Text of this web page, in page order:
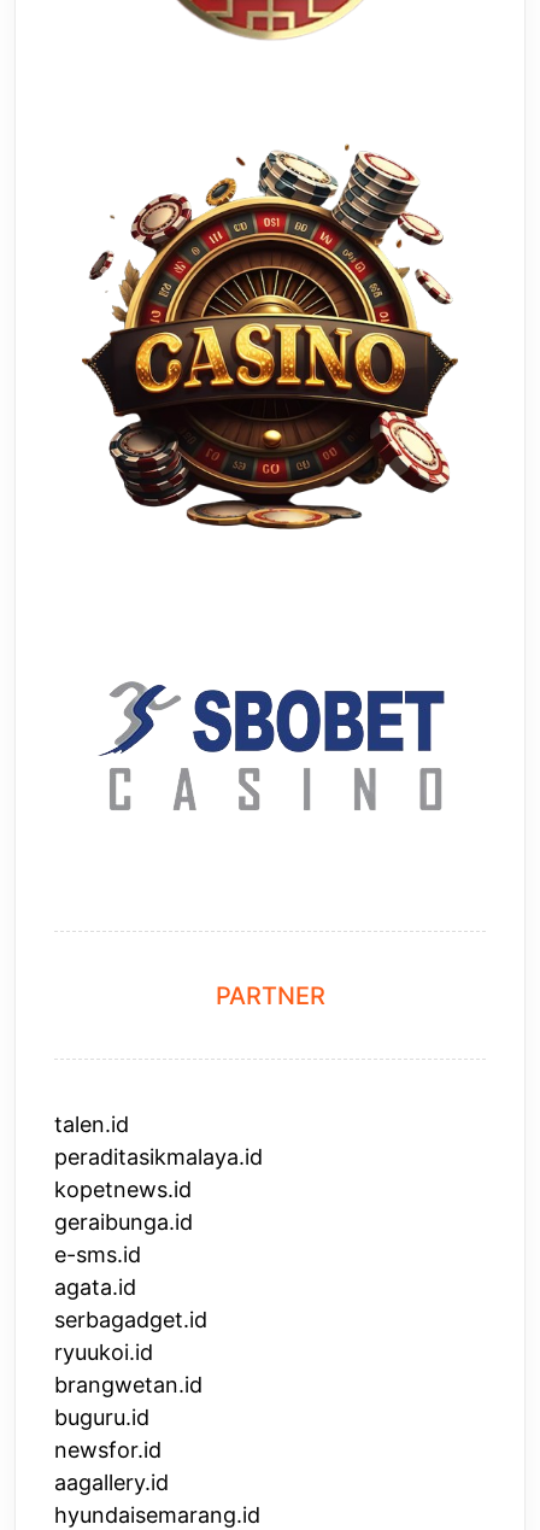
PARTNER
talen.id
peraditasikmalaya.id
kopetnews.id
geraibunga.id
e-sms.id
agata.id
serbagadget.id
ryuukoi.id
brangwetan.id
buguru.id
newsfor.id
aagallery.id
hyundaisemarang.id